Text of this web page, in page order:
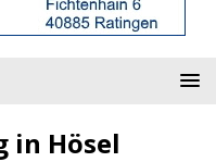
in Hösel